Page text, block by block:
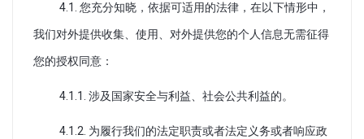
4.1. 您充分知晓，依据可适用的法律，在以下情形中，
我们对外提供收集、使用、对外提供您的个人信息无需征得
您的授权同意：
4.1.1. 涉及国家安全与利益、社会公共利益的。
4.1.2. 为履行我们的法定职责或者法定义务或者响应政